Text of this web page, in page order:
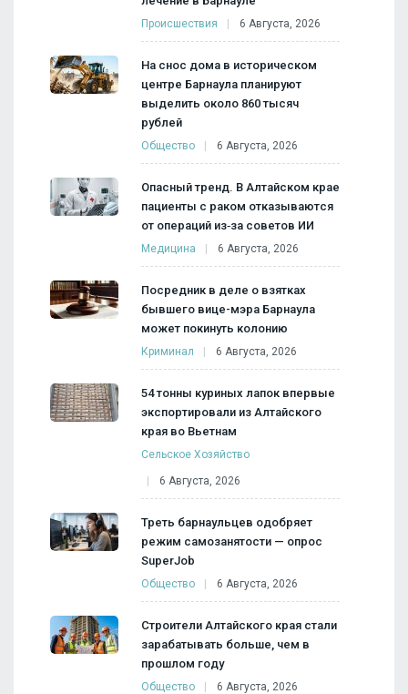
Происшествия 6 Августа, 2026
На снос дома в историческом
центре Барнаула планируют
выделить около 860 тысяч
рублей
Общество 6 Августа, 2026
Опасный тренд. В Алтайском крае
пациенты с раком отказываются
от операций из‑за советов ИИ
Медицина 6 Августа, 2026
Посредник в деле о взятках
бывшего вице-мэра Барнаула
может покинуть колонию
Криминал 6 Августа, 2026
54 тонны куриных лапок впервые
экспортировали из Алтайского
края во Вьетнам
Сельское Хозяйство
6 Августа, 2026
Треть барнаульцев одобряет
режим самозанятости — опрос
SuperJob
Общество 6 Августа, 2026
Строители Алтайского края стали
зарабатывать больше, чем в
прошлом году
Общество 6 Августа, 2026